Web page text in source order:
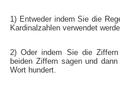
1) Entweder indem Sie die
Kardinalzahlen verwendet
2) Oder indem Sie die
beiden Ziffern sagen und
Wort hundert.